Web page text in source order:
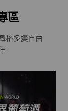
區
格多變自由